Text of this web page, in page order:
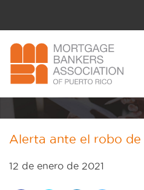
Alerta ante el robo de
12 de enero de 2021